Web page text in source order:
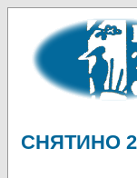
СНЯТИНО